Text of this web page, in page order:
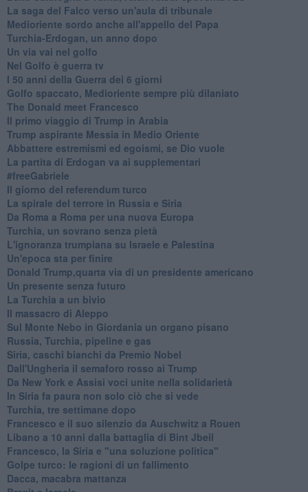
La saga del Falco verso un'aula di tribunale
Medioriente sordo anche all'appello del Papa
Turchia-Erdogan, un anno dopo
Un via vai nel golfo
Nel Golfo è guerra tv
I 50 anni della Guerra dei 6 giorni
Golfo spaccato, Medioriente sempre più dilaniato
The Donald meet Francesco
Il primo viaggio di Trump in Arabia
Trump aspirante Messia in Medio Oriente
Abbattere estremismi ed egoismi, se Dio vuole
La partita di Erdogan va ai supplementari
#freeGabriele
Il giorno del referendum turco
La spirale del terrore in Russia e Siria
Da Roma a Roma per una nuova Europa
Turchia, un sovrano senza pietà
L'ignoranza trumpiana su Israele e Palestina
Un'epoca sta per finire
Donald Trump,quarta via di un presidente americano
Un presente senza futuro
La Turchia a un bivio
Il massacro di Aleppo
Sul Monte Nebo in Giordania un organo pisano
Russia, Turchia, pipeline e gas
Siria, caschi bianchi da Premio Nobel
Dall'Ungheria il semaforo rosso ai Trump
Da New York e Assisi voci unite nella solidarietà
In Siria fa paura non solo ciò che si vede
Turchia, tre settimane dopo
Francesco e il suo silenzio da Auschwitz a Rouen
Libano a 10 anni dalla battaglia di Bint Jbeil
Francesco, la Siria e "una soluzione politica"
Golpe turco: le ragioni di un fallimento
Dacca, macabra mattanza